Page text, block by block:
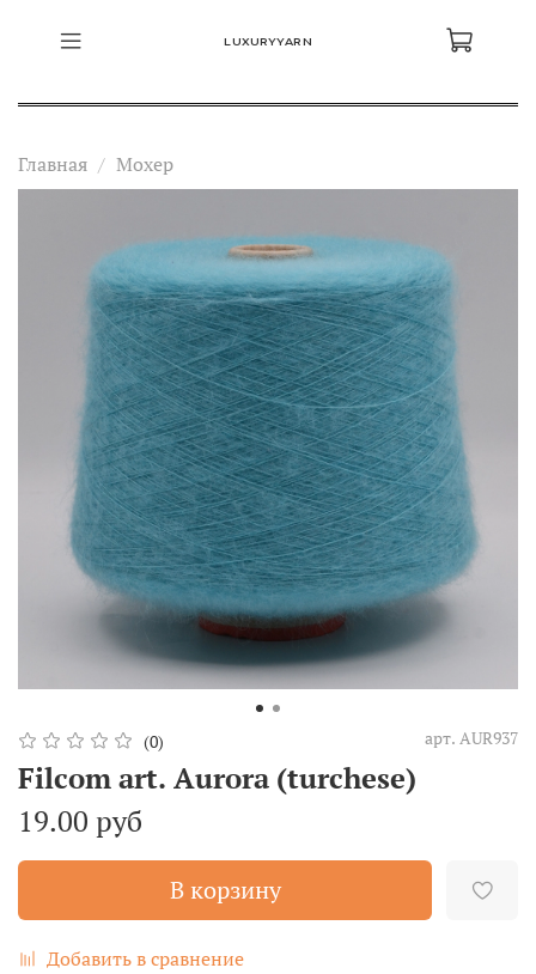
LUXURYYARN
Главная Мохер
(0) арт. AUR937
Filcom art. Aurora (turchese)
19.00 руб
В корзину
Добавить в сравнение